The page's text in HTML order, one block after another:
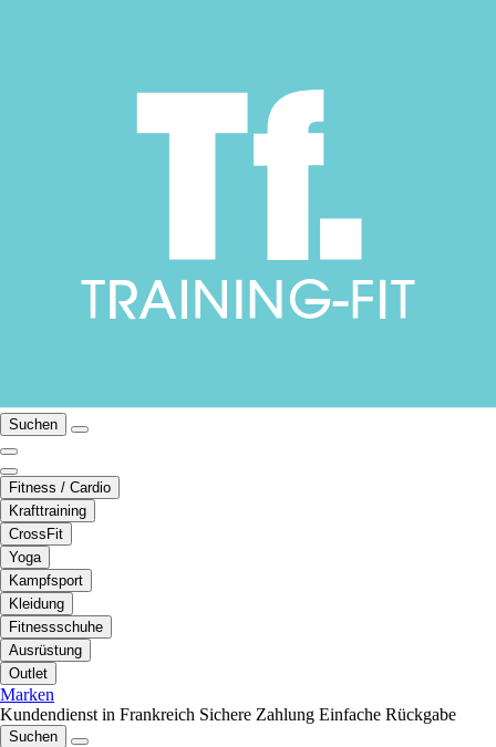
Suchen
Fitness / Cardio
Krafttraining
CrossFit
Yoga
Kampfsport
Kleidung
Fitnessschuhe
Ausrüstung
Outlet
Marken
Kundendienst in Frankreich Sichere Zahlung Einfache Rückgabe
Suchen